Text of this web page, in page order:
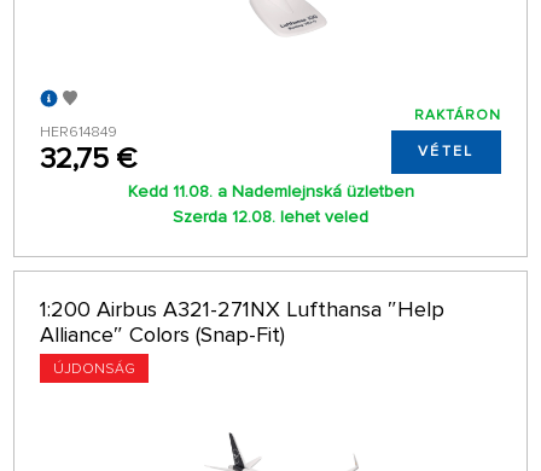
HER614849
32,75 €
RAKTÁRON
VÉTEL
Kedd 11.08. a Nademlejnská üzletben
Szerda 12.08. lehet veled
1:200 Airbus A321-271NX Lufthansa ″Help
Alliance″ Colors (Snap-Fit)
ÚJDONSÁG